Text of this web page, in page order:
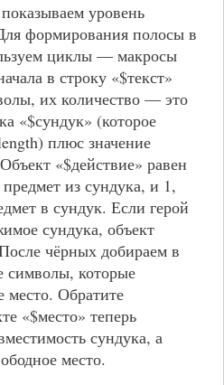
уровень
формирования полосы в
циклы — макросы
в строку «$текст»
их количество — это
«$сундук» (которое
плюс значение
«$действие» равен
из сундука, и 1,
в сундук. Если герой
сундука, объект
чёрных добираем в
символы, которые
место. Обратите
«$место» теперь
сундука, а
место.